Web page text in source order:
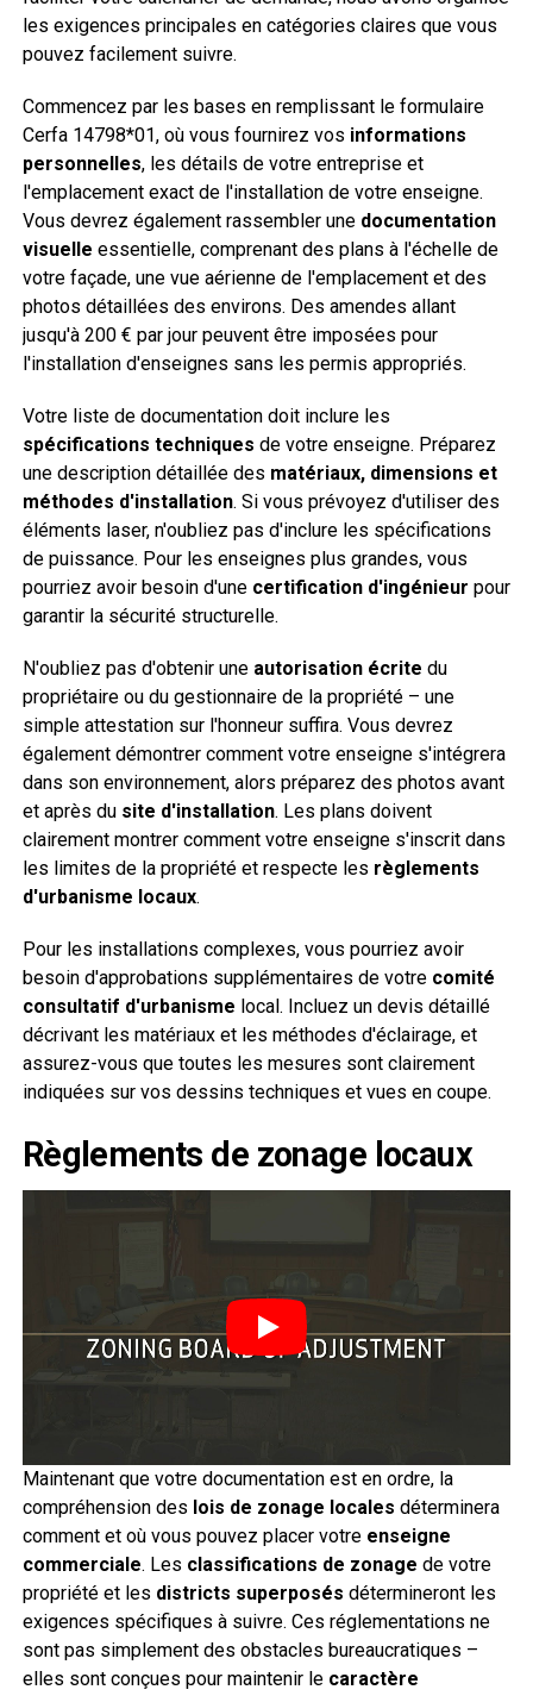
les exigences principales en catégories claires que vous
pouvez facilement suivre.
Commencez par les bases en remplissant le formulaire
Cerfa 14798*01, où vous fournirez vos informations
personnelles, les détails de votre entreprise et
l'emplacement exact de l'installation de votre enseigne.
Vous devrez également rassembler une documentation
visuelle essentielle, comprenant des plans à l'échelle de
votre façade, une vue aérienne de l'emplacement et des
photos détaillées des environs. Des amendes allant
jusqu'à 200 € par jour peuvent être imposées pour
l'installation d'enseignes sans les permis appropriés.
Votre liste de documentation doit inclure les
spécifications techniques de votre enseigne. Préparez
une description détaillée des matériaux, dimensions et
méthodes d'installation. Si vous prévoyez d'utiliser des
éléments laser, n'oubliez pas d'inclure les spécifications
de puissance. Pour les enseignes plus grandes, vous
pourriez avoir besoin d'une certification d'ingénieur pour
garantir la sécurité structurelle.
N'oubliez pas d'obtenir une autorisation écrite du
propriétaire ou du gestionnaire de la propriété – une
simple attestation sur l'honneur suffira. Vous devrez
également démontrer comment votre enseigne s'intégrera
dans son environnement, alors préparez des photos avant
et après du site d'installation. Les plans doivent
clairement montrer comment votre enseigne s'inscrit dans
les limites de la propriété et respecte les règlements
d'urbanisme locaux.
Pour les installations complexes, vous pourriez avoir
besoin d'approbations supplémentaires de votre comité
consultatif d'urbanisme local. Incluez un devis détaillé
décrivant les matériaux et les méthodes d'éclairage, et
assurez-vous que toutes les mesures sont clairement
indiquées sur vos dessins techniques et vues en coupe.
Règlements de zonage locaux
Maintenant que votre documentation est en ordre, la
compréhension des lois de zonage locales déterminera
comment et où vous pouvez placer votre enseigne
commerciale. Les classifications de zonage de votre
propriété et les districts superposés détermineront les
exigences spécifiques à suivre. Ces réglementations ne
sont pas simplement des obstacles bureaucratiques –
elles sont conçues pour maintenir le caractère